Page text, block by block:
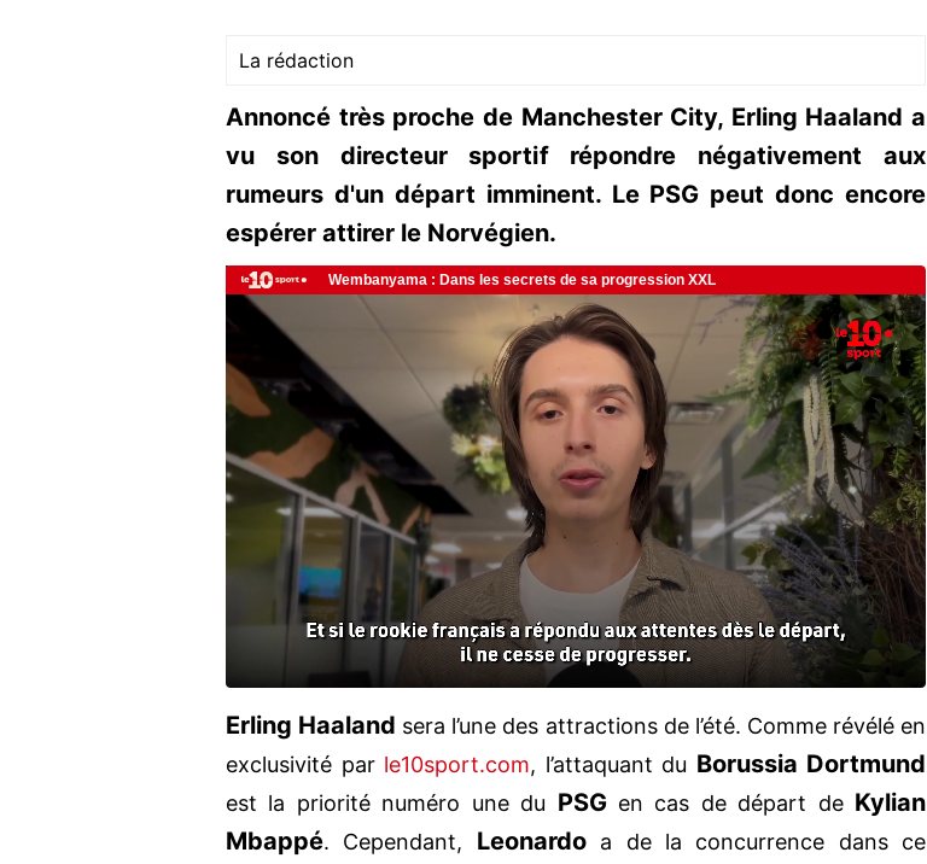
La rédaction
Annoncé très proche de Manchester City, Erling Haaland a
vu son directeur sportif répondre négativement aux
rumeurs d'un départ imminent. Le PSG peut donc encore
espérer attirer le Norvégien.
Erling Haaland sera l’une des attractions de l’été. Comme révélé en
exclusivité par le10sport.com, l’attaquant du Borussia Dortmund
est la priorité numéro une du PSGen cas de départ de Kylian
Mbappé. Cependant, Leonardoa de la concurrence dans ce